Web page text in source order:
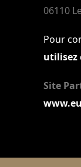
06110
Pour
utilisez
Site